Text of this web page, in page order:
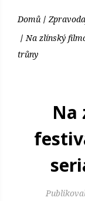
Domů
Na zlínský
trůny
Na